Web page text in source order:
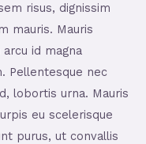
risus, dignissim
mauris. Mauris
id magna
Pellentesque nec
lobortis urna. Mauris
eu scelerisque
purus, ut convallis